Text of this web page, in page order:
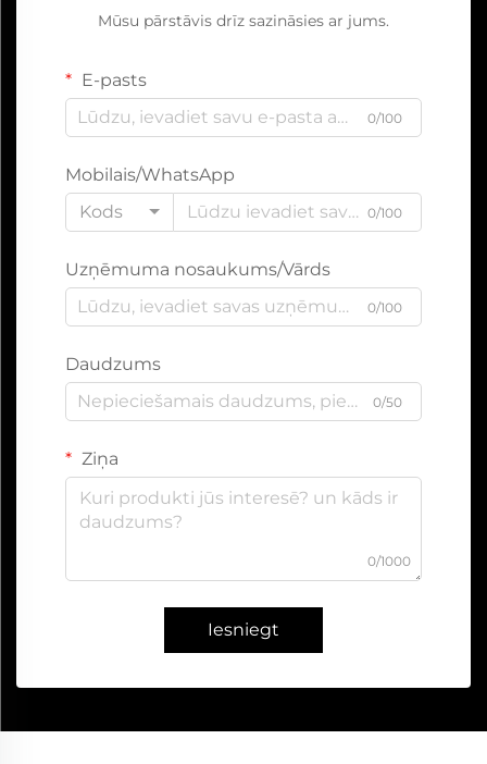
Mūsu pārstāvis drīz sazināsies ar jums.
E-pasts
0/100
Mobilais/WhatsApp
Kods
0/100
Uzņēmuma nosaukums/Vārds
0/100
Daudzums
0/50
Ziņa
0/1000
Iesniegt